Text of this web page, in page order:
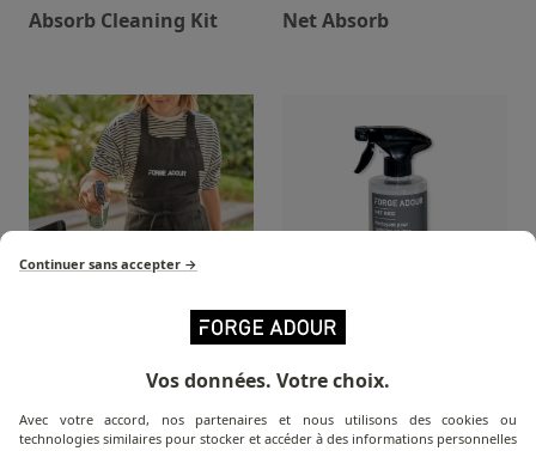
Absorb Cleaning Kit Net Absorb
Continuer sans accepter →
Vos données. Votre choix.
Avec votre accord, nos partenaires et nous utilisons des cookies ou
technologies similaires pour stocker et accéder à des informations personnelles